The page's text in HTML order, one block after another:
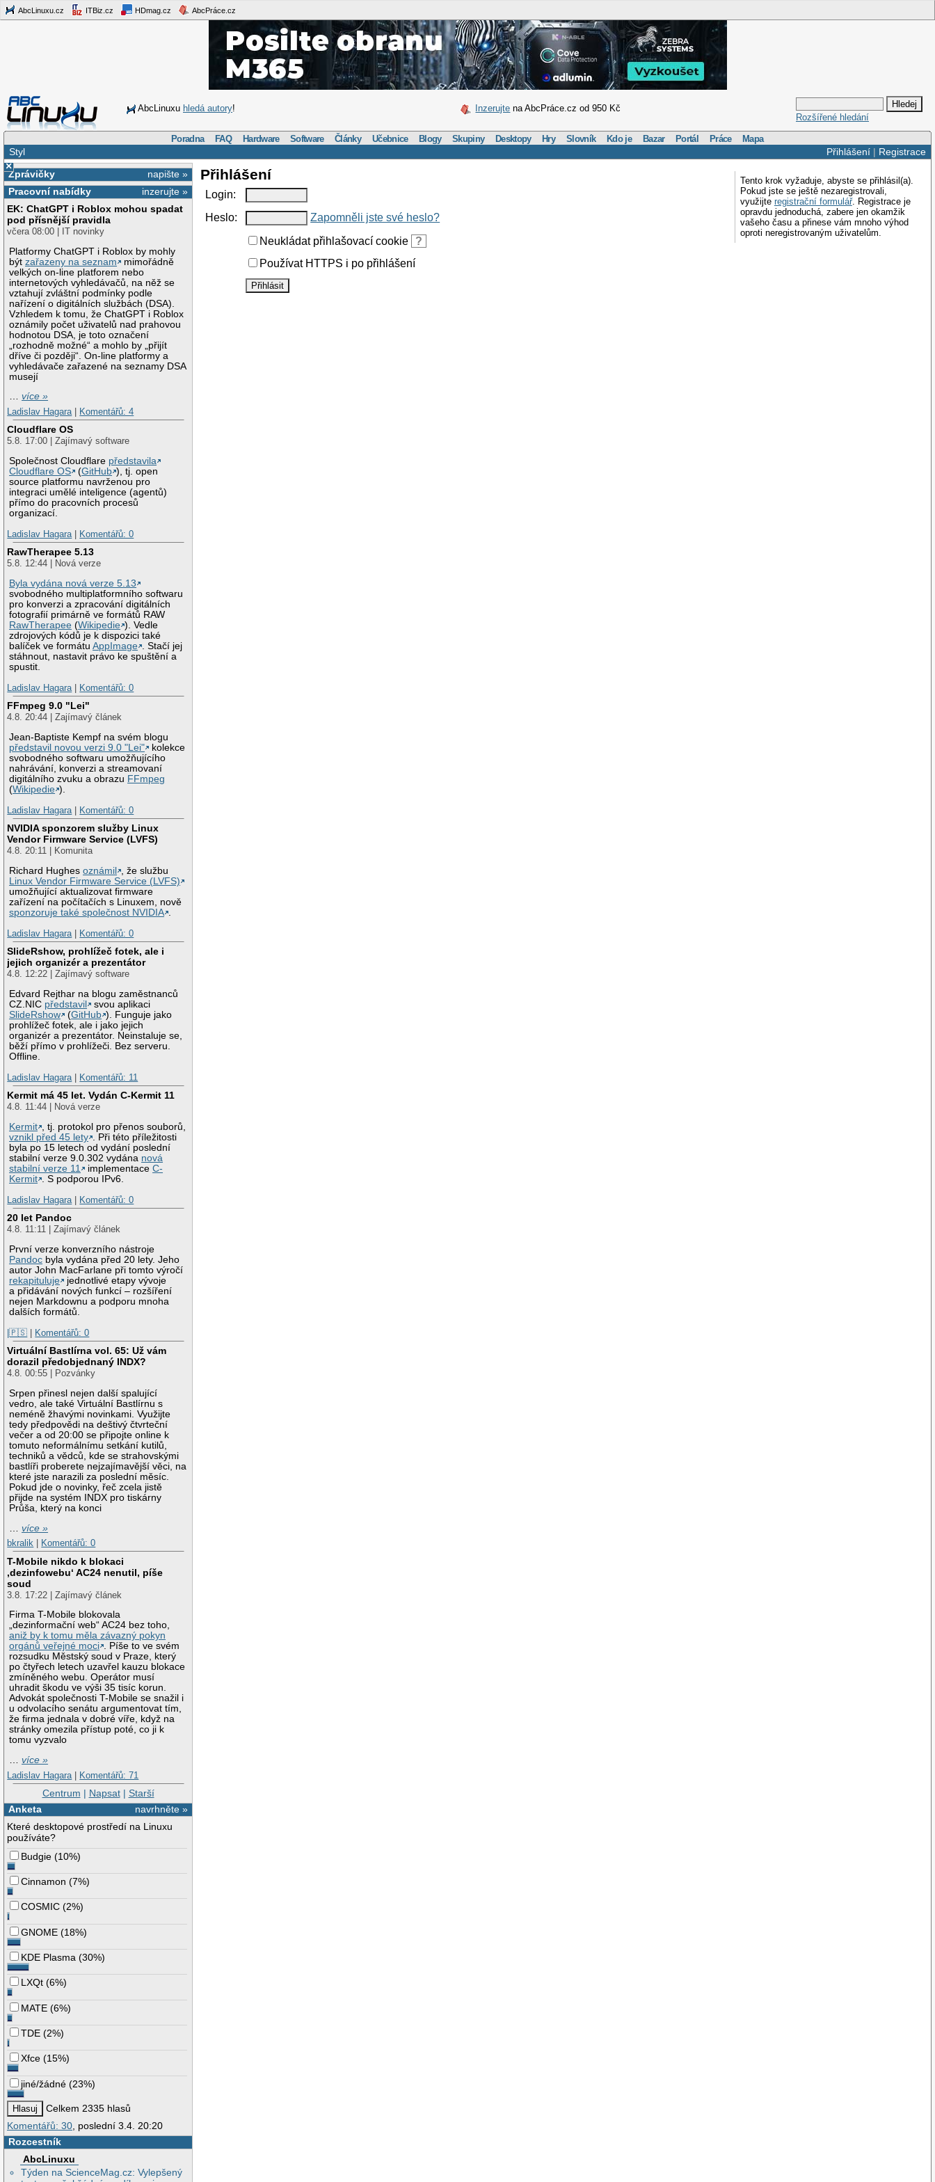
AbcLinuxu.cz ITBiz.cz HDmag.cz AbcPráce.cz
AbcLinuxu hledá autory! Inzerujte na AbcPráce.cz od 950 Kč
Rozšířené hledání
Poradna FAQ Hardware Software Články Učebnice Blogy Skupiny Desktopy Hry Slovník Kdo je Bazar Portál Práce Mapa
Přihlášení| Registrace
Styl
×
napište »
Zprávičky
inzerujte »
Pracovní nabídky
EK: ChatGPT i Roblox mohou spadat
pod přísnější pravidla
včera 08:00 | IT novinky
Platformy ChatGPT i Roblox by mohly
býtzařazeny na seznam
mimořádně
velkých on-line platforem nebo
internetových vyhledávačů, na něž se
vztahují zvláštní podmínky podle
nařízení o digitálních službách (DSA).
Vzhledem k tomu, že ChatGPT i Roblox
oznámily počet uživatelů nad prahovou
hodnotou DSA, je toto označení
„rozhodně možné“ a mohlo by „přijít
dříve či později“. On-line platformy a
vyhledávače zařazené na seznamy DSA
musejí
…více »
Ladislav Hagara
Komentářů: 4
Cloudflare OS
5.8. 17:00 | Zajímavý software
Společnost Cloudflare představila
Cloudflare OS
(GitHub ), tj. open
source platformu navrženou pro
integraci umělé inteligence (agentů)
přímo do pracovních procesů
organizací.
Ladislav Hagara
Komentářů: 0
RawTherapee 5.13
5.8. 12:44 | Nová verze
Byla vydána nová verze 5.13
svobodného multiplatformního softwaru
pro konverzi a zpracování digitálních
fotografií primárně ve formátů RAW
RawTherapee (Wikipedie ). Vedle
zdrojových kódů je k dispozici také
balíček ve formátuAppImage . Stačí jej
stáhnout, nastavit právo ke spuštění a
spustit.
Ladislav Hagara
Komentářů: 0
FFmpeg 9.0 "Lei"
4.8. 20:44 | Zajímavý článek
Jean-Baptiste Kempf na svém blogu
představil novou verzi 9.0 "Lei"
kolekce
svobodného softwaru umožňujícího
nahrávání, konverzi a streamovaní
digitálního zvuku a obrazu FFmpeg
(Wikipedie ).
Ladislav Hagara
Komentářů: 0
NVIDIA sponzorem služby Linux
Vendor Firmware Service (LVFS)
4.8. 20:11 | Komunita
Richard Hughesoznámil
, že službu
Linux Vendor Firmware Service (LVFS)
umožňující aktualizovat firmware
zařízení na počítačích s Linuxem, nově
sponzoruje také společnost NVIDIA .
Ladislav Hagara | Komentářů: 0
SlideRshow, prohlížeč fotek, ale i
jejich organizér a prezentátor
4.8. 12:22 | Zajímavý software
Edvard Rejthar na blogu zaměstnanců
CZ.NIC představil
svou aplikaci
SlideRshow
(GitHub ). Funguje jako
prohlížeč fotek, ale i jako jejich
organizér a prezentátor. Neinstaluje se,
běží přímo v prohlížeči. Bez serveru.
Offline.
Ladislav Hagara | Komentářů: 11
Kermit má 45 let. Vydán C-Kermit 11
4.8. 11:44 | Nová verze
Kermit , tj. protokol pro přenos souborů,
vznikl před 45 lety . Při této příležitosti
byla po 15 letech od vydání poslední
stabilní verze 9.0.302 vydána nová
stabilní verze 11
implementaceC-
Kermit . S podporou IPv6.
Ladislav Hagara | Komentářů: 0
20 let Pandoc
4.8. 11:11 | Zajímavý článek
První verze konverzního nástroje
Pandoc byla vydána před 20 lety. Jeho
autor John MacFarlane při tomto výročí
rekapituluje
jednotlivé etapy vývoje
a přidávání nových funkcí – rozšíření
nejen Markdownu a podporu mnoha
dalších formátů.
|🇵🇸 | Komentářů: 0
Virtuální Bastlírna vol. 65: Už vám
dorazil předobjednaný INDX?
4.8. 00:55 | Pozvánky
Srpen přinesl nejen další spalující
vedro, ale také Virtuální Bastlírnu s
neméně žhavými novinkami. Využijte
tedy předpovědi na deštivý čtvrteční
večer a od 20:00 se připojte online k
tomuto neformálnímu setkání kutilů,
techniků a vědců, kde se strahovskými
bastlíři proberete nejzajímavější věci, na
které jste narazili za poslední měsíc.
Pokud jde o novinky, řeč zcela jistě
přijde na systém INDX pro tiskárny
Průša, který na konci
…více »
bkralik
Komentářů: 0
T-Mobile nikdo k blokaci
‚dezinfowebu‘ AC24 nenutil, píše
soud
3.8. 17:22 | Zajímavý článek
Firma T-Mobile blokovala
„dezinformační web“ AC24 bez toho,
aniž by k tomu měla závazný pokyn
orgánů veřejné moci . Píše to ve svém
rozsudku Městský soud v Praze, který
po čtyřech letech uzavřel kauzu blokace
zmíněného webu. Operátor musí
uhradit škodu ve výši 35 tisíc korun.
Advokát společnosti T-Mobile se snažil i
u odvolacího senátu argumentovat tím,
že firma jednala v dobré víře, když na
stránky omezila přístup poté, co ji k
tomu vyzvalo
…více »
Ladislav Hagara | Komentářů: 71
Centrum | Napsat| Starší
navrhněte »
Anketa
Které desktopové prostředí na Linuxu
používáte?
Budgie (10%)
Cinnamon (7%)
COSMIC (2%)
GNOME (18%)
KDE Plasma (30%)
LXQt (6%)
MATE (6%)
TDE (2%)
Xfce (15%)
jiné/žádné (23%)
Celkem 2335 hlasů
Komentářů: 30, poslední 3.4. 20:20
Rozcestník
AbcLinuxu
Týden na ScienceMag.cz: Vylepšený
Tento krok vyžaduje, abyste se přihlásil(a).
Pokud jste se ještě nezaregistrovali,
využijte registrační formulář. Registrace je
opravdu jednoduchá, zabere jen okamžik
vašeho času a přinese vám mnoho výhod
oproti neregistrovaným uživatelům.
Přihlášení
Login:
Heslo:
Zapomněli jste své heslo?
Neukládat přihlašovací cookie
?
Používat HTTPS i po přihlášení